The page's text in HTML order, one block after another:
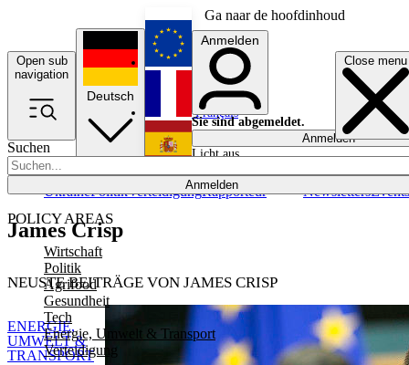
Ga naar de hoofdinhoud
Open sub
navigation
Close menu
Suchen
Anmelden
POLICY AREAS
Wirtschaft
Politik
Agrifood
Gesundheit
Tech
Energie, Umwelt & Transport
Verteidigung
UkrainePolitikVerteidigungRapporteur NewslettersEvents
Deutsch
English
Français
Anmelden
Sie sind abgemeldet.
Anmelden
Licht aus
James Crisp
NEUSTE BEITRÄGE VON JAMES CRISP
ENERGIE,
UMWELT &
TRANSPORT